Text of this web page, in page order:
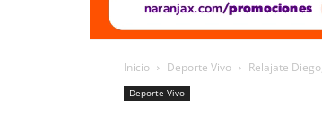
Inicio Deporte Vivo Relajate
Deporte Vivo